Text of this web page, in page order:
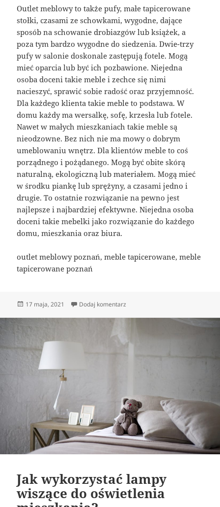
Outlet meblowy to także pufy, małe tapicerowane
stołki, czasami ze schowkami, wygodne, dające
sposób na schowanie drobiazgów lub książek, a
poza tym bardzo wygodne do siedzenia. Dwie-trzy
pufy w salonie doskonale zastępują fotele. Mogą
mieć oparcia lub być ich pozbawione. Niejedna
osoba doceni takie meble i zechce się nimi
nacieszyć, sprawić sobie radość oraz przyjemność.
Dla każdego klienta takie meble to podstawa. W
domu każdy ma wersalkę, sofę, krzesła lub fotele.
Nawet w małych mieszkaniach takie meble są
nieodzowne. Bez nich nie ma mowy o dobrym
umeblowaniu wnętrz. Dla klientów meble to coś
porządnego i pożądanego. Mogą być obite skórą
naturalną, ekologiczną lub materiałem. Mogą mieć
w środku piankę lub sprężyny, a czasami jedno i
drugie. To ostatnie rozwiązanie na pewno jest
najlepsze i najbardziej efektywne. Niejedna osoba
doceni takie mebelki jako rozwiązanie do każdego
domu, mieszkania oraz biura.
outlet meblowy poznań, meble tapicerowane, meble
tapicerowane poznań
Opublikowano
17 maja, 2021 Dodaj komentarz
Jak wykorzystać lampy
wiszące do oświetlenia